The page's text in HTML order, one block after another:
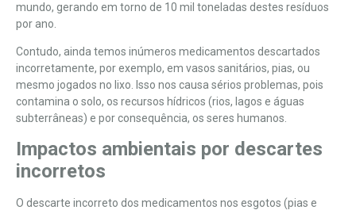
mundo, gerando em torno de 10 mil toneladas destes resíduos
por ano.
Contudo, ainda temos inúmeros medicamentos descartados
incorretamente, por exemplo, em vasos sanitários, pias, ou
mesmo jogados no lixo . Isso nos causa sérios problemas, pois
contamina o solo, os recursos hídricos (rios, lagos e águas
subterrâneas) e por consequência, os seres humanos.
Impactos ambientais por descartes
incorretos
O descarte incorreto dos medicamentos nos esgotos (pias e